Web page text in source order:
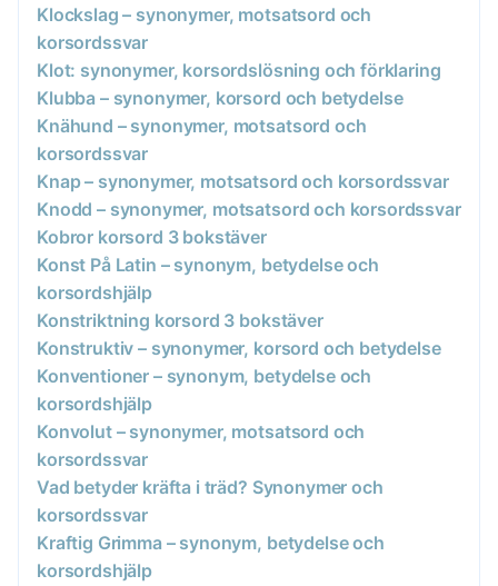
Klockslag – synonymer, motsatsord och
korsordssvar
Klot: synonymer, korsordslösning och förklaring
Klubba – synonymer, korsord och betydelse
Knähund – synonymer, motsatsord och
korsordssvar
Knap – synonymer, motsatsord och korsordssvar
Knodd – synonymer, motsatsord och korsordssvar
Kobror korsord 3 bokstäver
Konst På Latin – synonym, betydelse och
korsordshjälp
Konstriktning korsord 3 bokstäver
Konstruktiv – synonymer, korsord och betydelse
Konventioner – synonym, betydelse och
korsordshjälp
Konvolut – synonymer, motsatsord och
korsordssvar
Vad betyder kräfta i träd? Synonymer och
korsordssvar
Kraftig Grimma – synonym, betydelse och
korsordshjälp